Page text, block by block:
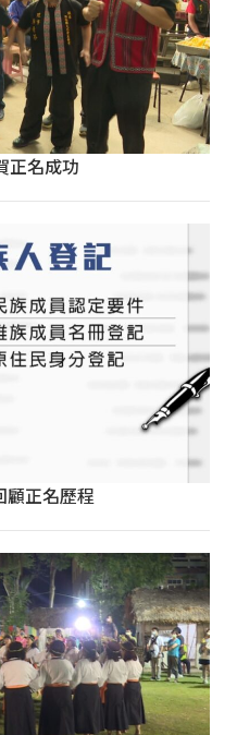
正名成功
顧正名歷程